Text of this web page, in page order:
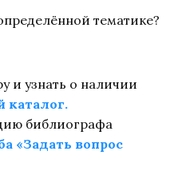
тематике?
и узнать о наличии
каталог.
библиографа
«Задать вопрос